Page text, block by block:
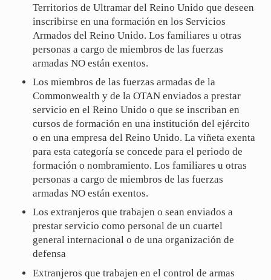
Territorios de Ultramar del Reino Unido que deseen
inscribirse en una formación en los Servicios
Armados del Reino Unido. Los familiares u otras
personas a cargo de miembros de las fuerzas
armadas NO están exentos.
Los miembros de las fuerzas armadas de la
Commonwealth y de la OTAN enviados a prestar
servicio en el Reino Unido o que se inscriban en
cursos de formación en una institución del ejército
o en una empresa del Reino Unido. La viñeta exenta
para esta categoría se concede para el periodo de
formación o nombramiento. Los familiares u otras
personas a cargo de miembros de las fuerzas
armadas NO están exentos.
Los extranjeros que trabajen o sean enviados a
prestar servicio como personal de un cuartel
general internacional o de una organización de
defensa
Extranjeros que trabajen en el control de armas